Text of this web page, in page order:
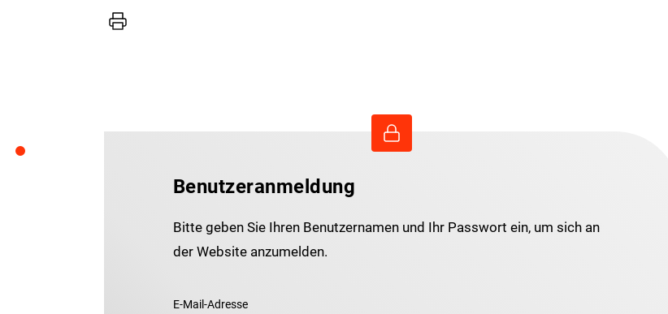
Drucker
Benutzeranmeldung
Bitte geben Sie Ihren Benutzernamen und Ihr Passwort ein, um sich an
der Website anzumelden.
E-Mail-Adresse